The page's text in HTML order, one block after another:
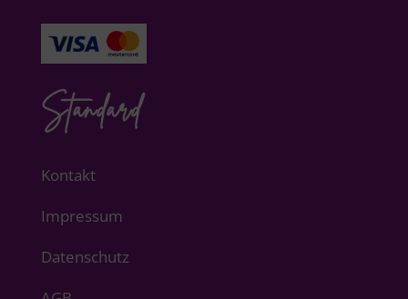
Standard
Kontakt
Impressum
Datenschutz